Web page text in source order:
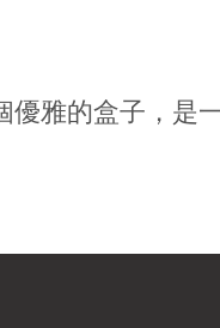
雅的盒子，是